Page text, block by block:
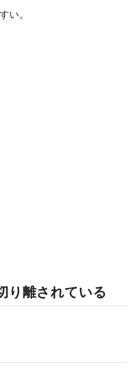
い。
り離されている